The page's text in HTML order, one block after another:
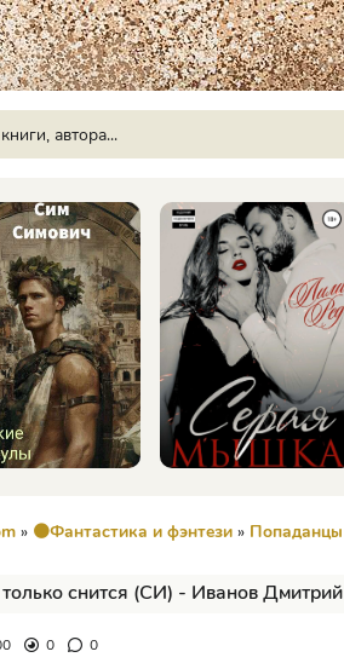
» 🟠Фантастика и фэнтези » Попаданцы
снится (СИ) - Иванов Дмитрий
0 0